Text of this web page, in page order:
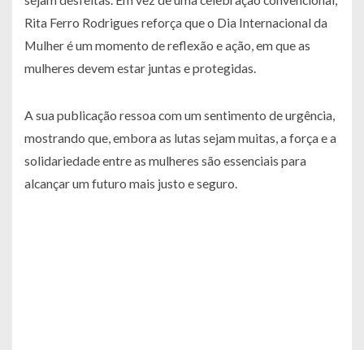
Rita Ferro Rodrigues reforça que o Dia Internacional da
Mulher é um momento de reflexão e ação, em que as
mulheres devem estar juntas e protegidas.
A sua publicação ressoa com um sentimento de urgência,
mostrando que, embora as lutas sejam muitas, a força e a
solidariedade entre as mulheres são essenciais para
alcançar um futuro mais justo e seguro.